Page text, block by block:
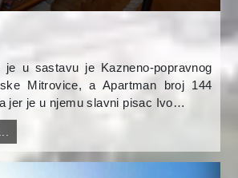
je u sastavu je Kazneno-popravnog
Mitrovice, a Apartman broj 144
jer je u njemu slavni pisac Ivo…